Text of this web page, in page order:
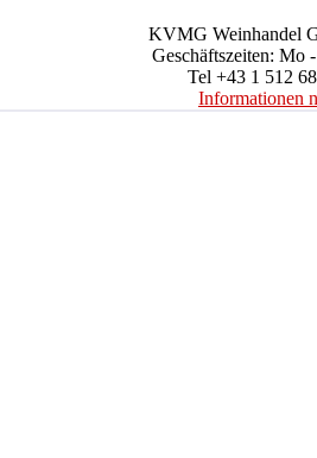
KVMG Weinhandel
Geschäftszeiten: Mo
Tel +43 1 512
Informationen